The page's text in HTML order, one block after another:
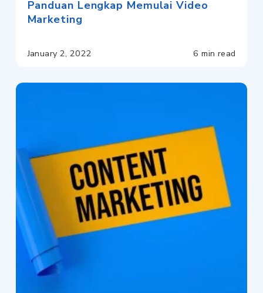
Panduan Lengkap Memulai Video
Marketing
January 2, 2022 6 min read